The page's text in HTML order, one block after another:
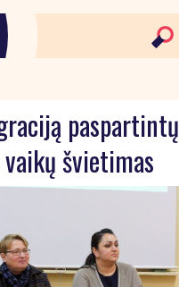
paspartintų
švietimas